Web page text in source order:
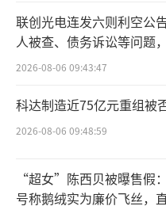
或突发重大疾病时，
所购旅行保险的保
及时救助，很有可能
以人为本、生命
情况下能够得到及时
险近日正式推出了
诺凡是投保京东安联
联创光电连发六则利空公
人被查、债务诉讼等问题
所曾出具“保留意见”
2026-08-06 09:43:47
科达制造近75亿元重组被
2026-08-06 09:48:59
“超女”陈西贝被曝售假
号称鹅绒实为廉价飞丝，